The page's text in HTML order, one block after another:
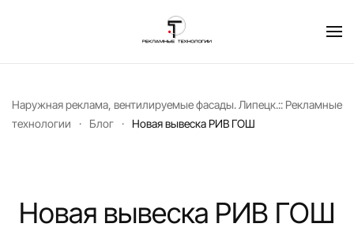
Перейти к содержимому
Наружная реклама, вентилируемые фасады. Липецк.:: Рекламные
технологии
Блог Новая вывеска РИВ ГОШ
Новая вывеска РИВ ГОШ